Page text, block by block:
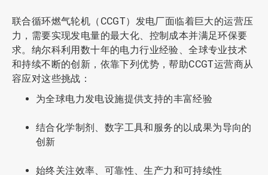
联合循环燃气轮机（CCGT）发电厂面临着巨大的运营压
力，需要实现发电量的最大化、控制成本并满足环保要
求。纳尔科利用数十年的电力行业经验、全球专业技术
和持续不断的创新，依靠下列优势，帮助CCGT运营商从
容应对这些挑战：
为全球电力发电设施提供支持的丰富经验
结合化学制剂、数字工具和服务的以成果为导向的
创新
始终关注效率、可靠性、生产力和可持续性